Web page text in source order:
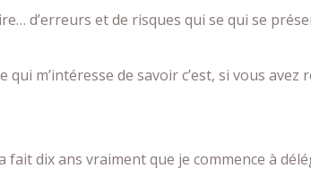
d’erreurs et de risques qui se qui se
m’intéresse de savoir c’est, si vous
dix ans vraiment que je commence à